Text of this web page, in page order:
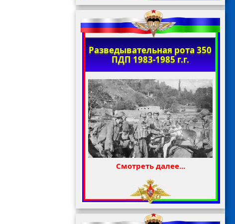
Разведывательная рота 350
ПДП 1983-1985 г.г.
Смотреть далее...